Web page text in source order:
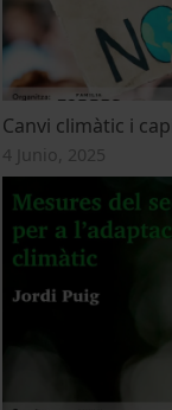
Canvi climàtic i
4 Junio, 2025